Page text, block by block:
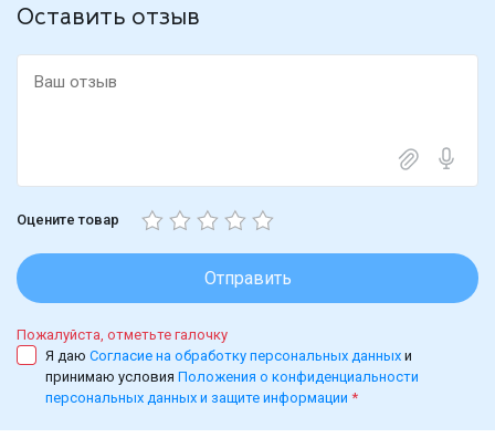
Оставить отзыв
Оцените товар
Отправить
Пожалуйста, отметьте галочку
Я даю Согласие на обработку персональных данных и
принимаю условия Положения о конфиденциальности
персональных данных и защите информации *